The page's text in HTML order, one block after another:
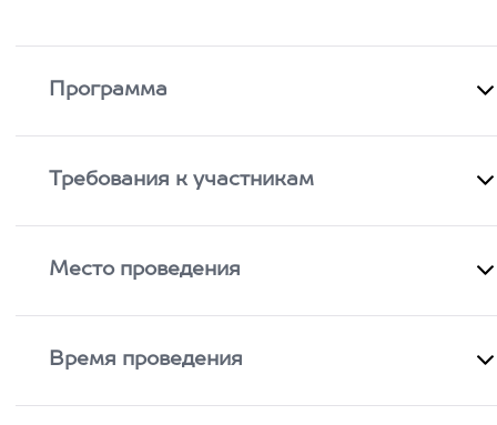
Программа
Требования к участникам
Место проведения
Время проведения